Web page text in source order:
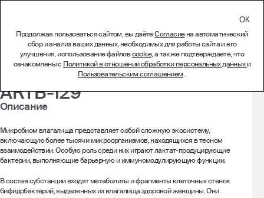
Ультрализат
Bifidobacterium breve
ARTB-129
Описание
Микробиом влагалища представляет собой сложную экосистему,
включающую более тысячи микроорганизмов, находящихся в тесном
взаимодействии. Особую роль среди них играют лактат-продуцирующие
бактерии, выполняющие барьерную и иммуномодулирующую функции.
В состав субстанции входят метаболиты и фрагменты клеточных стенок
бифидобактерий, выделенных из влагалища здоровой женщины. Они
Продолжая пользоваться сайтом, вы даётеСогласиена автоматический
сбор и анализ ваших данных, необходимых для работы сайта и его
улучшения, использование файловcookie, а также подтверждаете, что
ознакомлены с Политикой в отношении обработки персональных данныхи
Пользовательским соглашением.